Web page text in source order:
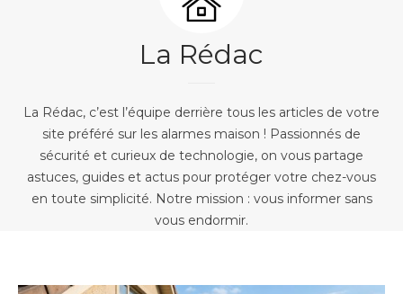
La Rédac
La Rédac, c’est l’équipe derrière tous les articles de votre
site préféré sur les alarmes maison ! Passionnés de
sécurité et curieux de technologie, on vous partage
astuces, guides et actus pour protéger votre chez-vous
en toute simplicité. Notre mission : vous informer sans
vous endormir.